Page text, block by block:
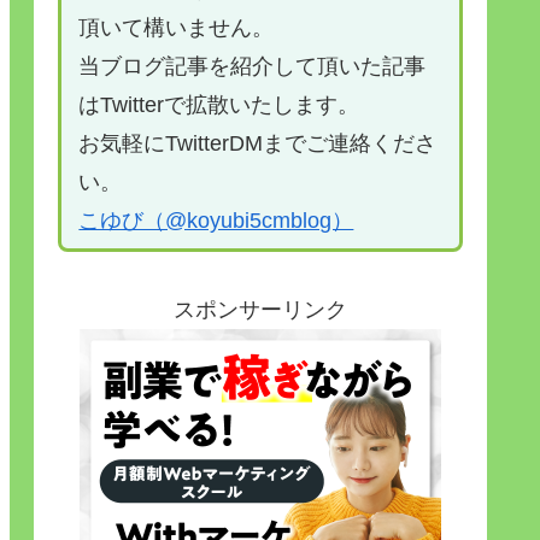
頂いて構いません。
当ブログ記事を紹介して頂いた記事
はTwitterで拡散いたします。
お気軽にTwitterDMまでご連絡くださ
い。
こゆび（@koyubi5cmblog）
スポンサーリンク